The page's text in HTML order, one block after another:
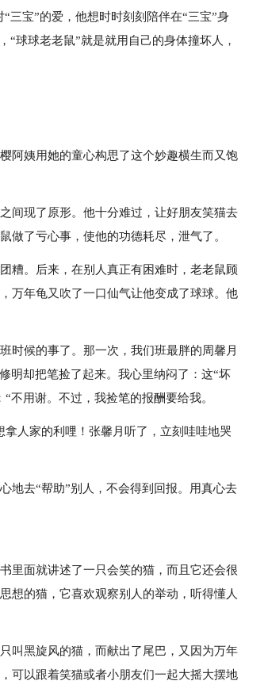
三宝”的爱，他想时时刻刻陪伴在“三宝”身
“球球老老鼠”就是就用自己的身体撞坏人，
阿姨用她的童心构思了这个妙趣横生而又饱
间现了原形。他十分难过，让好朋友笑猫去
做了亏心事，使他的功德耗尽，泄气了。
糟。后来，在别人真正有困难时，老老鼠顾
万年龟又吹了一口仙气让他变成了球球。他
时候的事了。那一次，我们班最胖的周馨月
明却把笔捡了起来。我心里纳闷了：这“坏
不用谢。不过，我捡笔的报酬要给我。
人家的利哩！张馨月听了，立刻哇哇地哭
地去“帮助”别人，不会得到回报。用真心去
里面就讲述了一只会笑的猫，而且它还会很
的猫，它喜欢观察别人的举动，听得懂人
叫黑旋风的猫，而献出了尾巴，又因为万年
可以跟着笑猫或者小朋友们一起大摇大摆地